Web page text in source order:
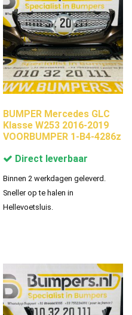
BUMPER Mercedes GLC
Klasse W253 2016-2019
VOORBUMPER 1-B4-4286z
Direct leverbaar
Binnen 2 werkdagen geleverd.
Sneller op te halen in
Hellevoetsluis.